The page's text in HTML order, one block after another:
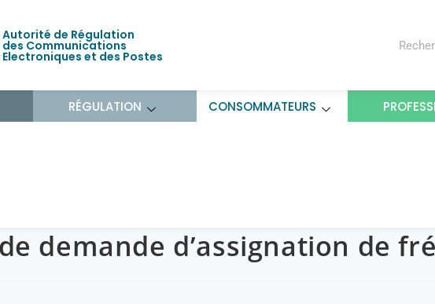
Autorité de Régulation
des Communications
Electroniques et des Postes
RÉGULATION CONSOMMATEURS
demande d’assignation de